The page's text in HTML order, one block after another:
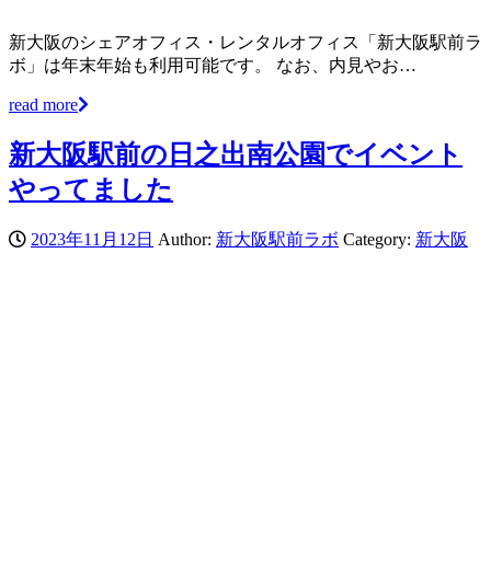
新大阪のシェアオフィス・レンタルオフィス「新大阪駅前ラ
ボ」は年末年始も利用可能です。 なお、内見やお…
read more
新大阪駅前の日之出南公園でイベント
やってました
2023年11月12日 Author: 新大阪駅前ラボ Category: 新大阪